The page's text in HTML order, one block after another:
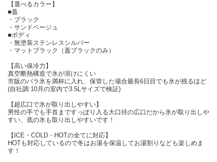
【選べるカラー】
■蓋
・ブラック
・サンドベージュ
■ボディ
・無塗装ステンレスシルバー
・マットブラック（蓋ブラックのみ）
【高い保冷力】
真空断熱構造で氷が溶けにくい
市販のバラ氷を満杯に入れ、保管した場合最長6日目でも氷が残るほど
(自社調:10月の室内で3.5Lサイズで検証)
【超広口で氷が取り出しやすい】
男性の手でも手首まですっぽり入る大口径の広口だから氷が取り出しや
すい、底の氷も取り出しやすいです！
【ICE・COLD・HOTの全てに対応】
HOTも対応しているので冬はお湯を保温してお湯割りなども楽しめま
す！